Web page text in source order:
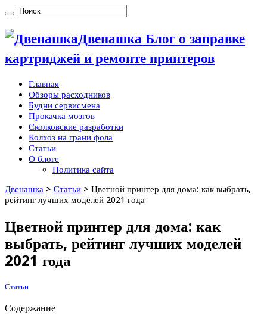
Двенашка Блог о заправке
картриджей и ремонте принтеров
Главная
Обзоры расходников
Будни сервисмена
Прокачка мозгов
Сколковские разработки
Колхоз на грани фола
Статьи
О блоге
Политика сайта
Двенашка > Статьи > Цветной принтер для дома: как выбрать,
рейтинг лучших моделей 2021 года
Цветной принтер для дома: как
выбрать, рейтинг лучших моделей
2021 года
Статьи
Содержание